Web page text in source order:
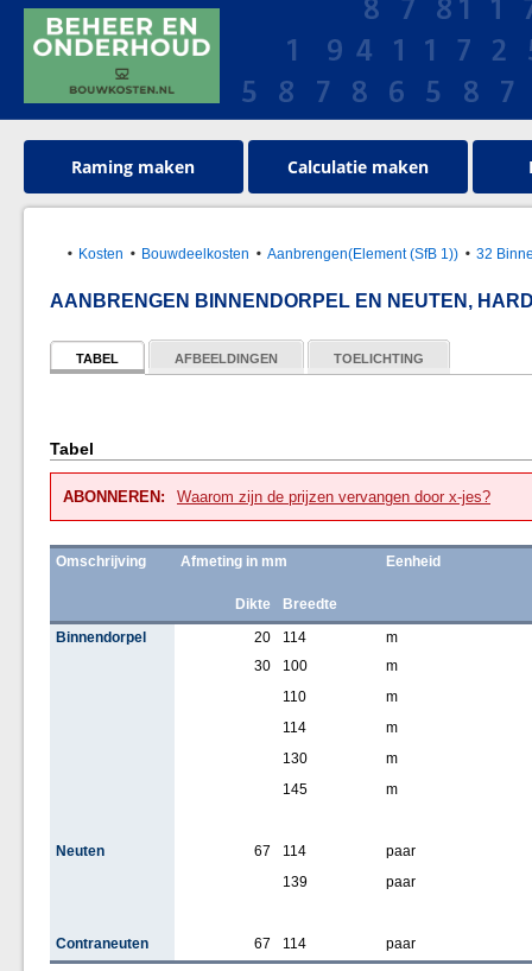
Raming maken Calculatie maken
Kosten Bouwdeelkosten Aanbrengen(Element (SfB 1)) 32
AANBRENGEN BINNENDORPEL EN NEUTEN,
TABEL AFBEELDINGEN TOELICHTING
Tabel
ABONNEREN: Waarom zijn de prijzen vervangen door x-jes?
Omschrijving Afmeting in mm Eenheid
Dikte
Breedte
Binnendorpel
20 114
m
30
100
m
110
m
114
m
130
m
145
m
Neuten 67 114
paar
139
paar
Contraneuten 67 114 paar